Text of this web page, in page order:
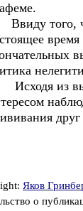
того,
из
Яков
о